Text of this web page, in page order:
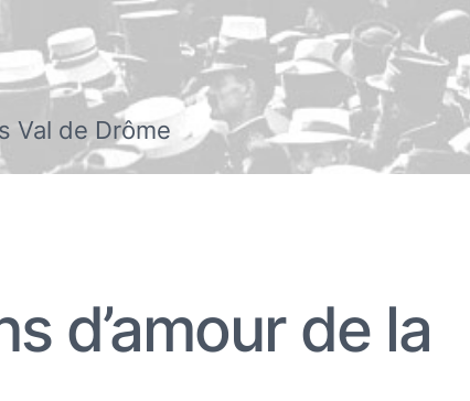
Val de Drôme
d’amour de la